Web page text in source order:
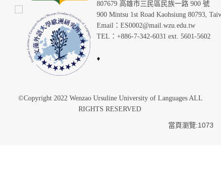
807679 高雄市三民區民族一路 900 號
900 Mintsu 1st Road Kaohsiung 80793,
Email：ES0002@mail.wzu.edu.tw
TEL：+886-7-342-6031 ext. 5601-5602
♦
©Copyright 2022 Wenzao Ursuline University of Languages ALL
RIGHTS RESERVED
當頁瀏覽:1073